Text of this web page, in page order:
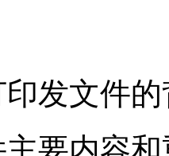
发文件的
要内容和